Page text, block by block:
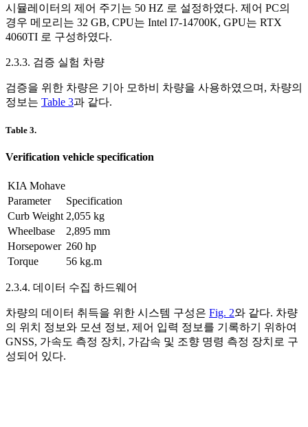
시뮬레이터의 제어 주기는 50 HZ 로 설정하였다. 제어 PC의
경우 메모리는 32 GB, CPU는 Intel I7-14700K, GPU는 RTX
4060TI 로 구성하였다.
2.3.3. 검증 실험 차량
검증을 위한 차량은 기아 모하비 차량을 사용하였으며, 차량의
정보는 Table 3과 같다.
Table 3.
Verification vehicle specification
KIA Mohave
Parameter
Specification
Curb Weight 2,055 kg
Wheelbase
2,895 mm
Horsepower 260 hp
Torque
56 kg.m
2.3.4. 데이터 수집 하드웨어
차량의 데이터 취득을 위한 시스템 구성은 Fig. 2와 같다. 차량
의 위치 정보와 모션 정보, 제어 입력 정보를 기록하기 위하여
GNSS, 가속도 측정 장치, 가감속 및 조향 명령 측정 장치로 구
성되어 있다.